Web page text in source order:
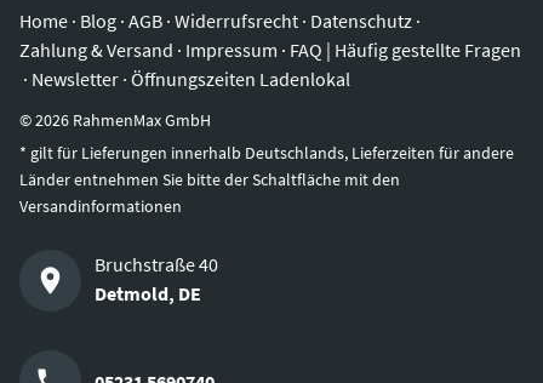
Home · Blog · AGB · Widerrufsrecht · Datenschutz ·
Zahlung & Versand · Impressum · FAQ | Häufig gestellte Fragen
· Newsletter · Öffnungszeiten Ladenlokal
©2026 RahmenMax GmbH
* gilt für Lieferungen innerhalb Deutschlands, Lieferzeiten für andere
Länder entnehmen Sie bitte der Schaltfläche mit den
Versandinformationen
Bruchstraße 40
Detmold, DE